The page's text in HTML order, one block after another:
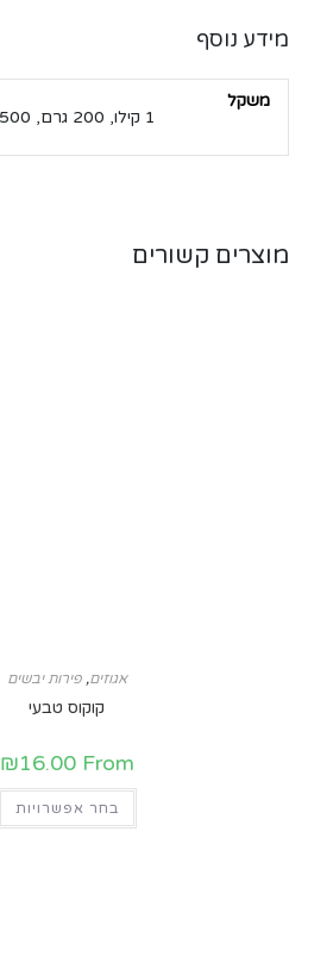
מידע נוסף
משקל
1 קילו, 200 גרם, 500 גרם
מוצרים קשורים
אגוזים,פירות יבשים
קוקוס טבעי
From
₪16.00
בחר אפשרויות